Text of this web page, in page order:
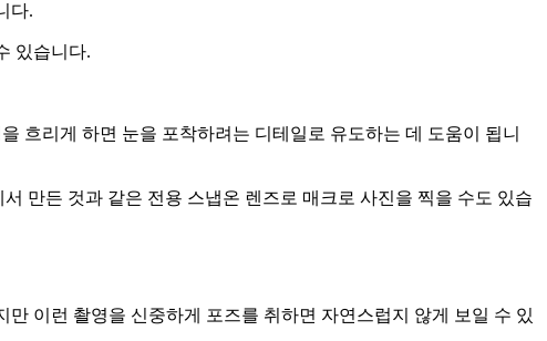
다.
있습니다.
흐리게 하면 눈을 포착하려는 디테일로 유도하는 데 도움이 됩니
만든 것과 같은 전용 스냅온 렌즈로 매크로 사진을 찍을 수도 있습
이런 촬영을 신중하게 포즈를 취하면 자연스럽지 않게 보일 수 있